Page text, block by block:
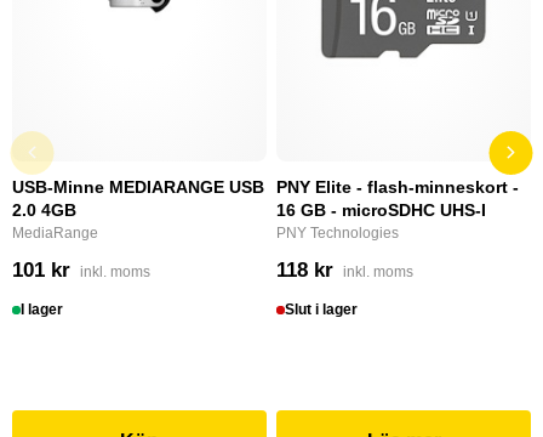
USB-Minne MEDIARANGE USB
2.0 4GB
MediaRange
101 kr inkl. moms
I lager
PNY Elite - flash-minneskort -
16 GB - microSDHC UHS-I
PNY Technologies
118 kr inkl. moms
Slut i lager